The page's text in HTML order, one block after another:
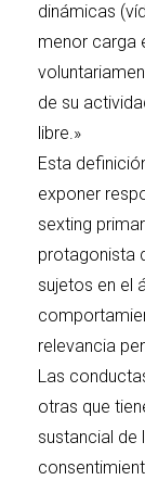
dinámicas
menor carga
de su
libre.»
Esta
exponer
sexting
protagonista
sujetos en el
relevancia
Las
otras que
sustancial de